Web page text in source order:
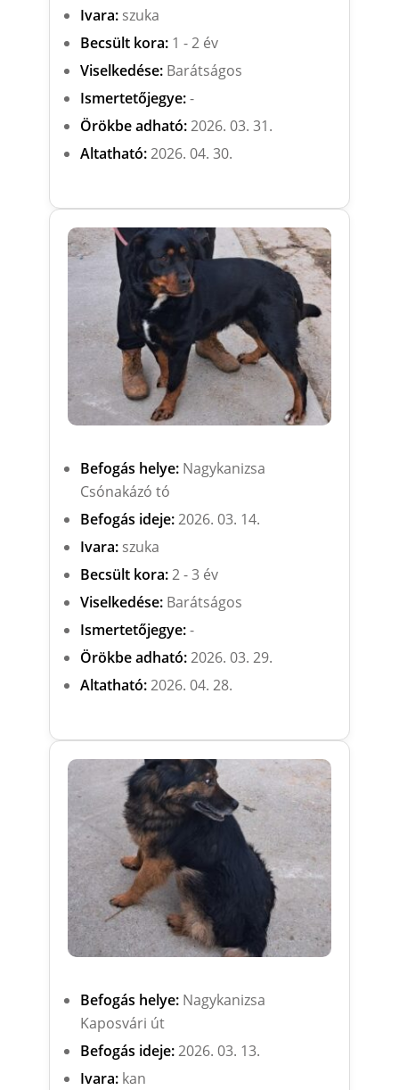
Ivara:szuka
Becsült kora:1 - 2 év
Viselkedése:Barátságos
Ismertetőjegye:-
Örökbe adható:2026. 03. 31.
Altatható:2026. 04. 30.
Befogás helye:Nagykanizsa
Csónakázó tó
Befogás ideje:2026. 03. 14.
Ivara:szuka
Becsült kora:2 - 3 év
Viselkedése:Barátságos
Ismertetőjegye:-
Örökbe adható:2026. 03. 29.
Altatható:2026. 04. 28.
Befogás helye:Nagykanizsa
Kaposvári út
Befogás ideje:2026. 03. 13.
Ivara:kan